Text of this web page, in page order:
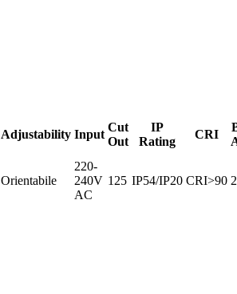
Adjustability Input
Cut
Out
IP
Rating
CRI
Orientabile
220-
240V
AC
125 IP54/IP20 CRI>90